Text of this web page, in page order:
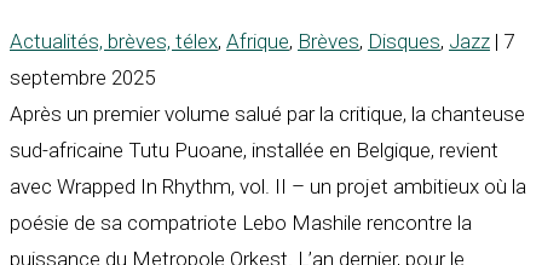
Actualités, brèves, télex, Afrique, Brèves, Disques, Jazz | 7
septembre 2025
Après un premier volume salué par la critique, la chanteuse
sud-africaine Tutu Puoane, installée en Belgique, revient
avec Wrapped In Rhythm, vol. II – un projet ambitieux où la
poésie de sa compatriote Lebo Mashile rencontre la
puissance du Metropole Orkest. L’an dernier, pour le